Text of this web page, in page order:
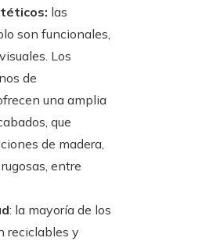
las
son funcionales,
Los
de
una amplia
que
de madera,
entre
: la mayoría de los
reciclables y